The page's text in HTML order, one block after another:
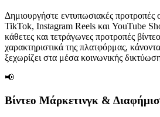
Δημιουργήστε εντυπωσιακές προτροπές
TikTok, Instagram Reels και YouTube
κάθετες και τετράγωνες προτροπές
χαρακτηριστικά της πλατφόρμας,
ξεχωρίζει στα μέσα κοινωνικής
📢
Βίντεο Μάρκετινγκ &